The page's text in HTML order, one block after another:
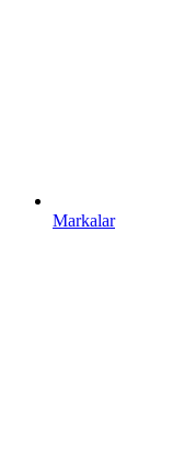
Markalar